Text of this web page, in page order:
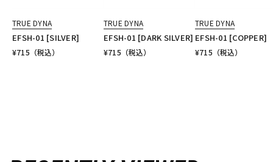
TRUE DYNA
EFSH-01 [SILVER]
¥715 （税込）
TRUE DYNA
EFSH-01 [DARK SILVER]
¥715 （税込）
TRUE DYNA
EFSH-01 [COPPER]
¥715 （税込）